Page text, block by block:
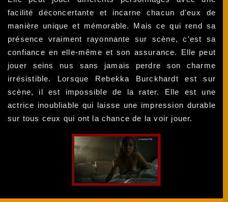
facilité déconcertante et incarne chacun d'eux de
manière unique et mémorable. Mais ce qui rend sa
présence vraiment rayonnante sur scène, c'est sa
confiance en elle-même et son assurance. Elle peut
jouer seins nus sans jamais perdre son charme
irrésistible. Lorsque Rebekka Burckhardt est sur
scène, il est impossible de la rater. Elle est une
actrice inoubliable qui laisse une impression durable
sur tous ceux qui ont la chance de la voir jouer.